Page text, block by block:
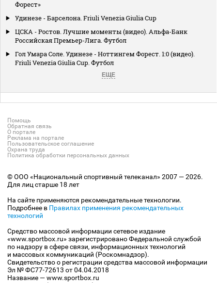
Форест»
Удинезе - Барселона. Friuli Venezia Giulia Cup
ЦСКА - Ростов. Лучшие моменты (видео). Альфа-Банк
Российская Премьер-Лига. Футбол
Гол Умара Соле. Удинезе - Ноттингем Форест. 1:0 (видео).
Friuli Venezia Giulia Cup. Футбол
ЕЩЕ
Помощь
Обратная связь
О портале
Реклама на портале
Пользовательское соглашение
Охрана труда
Политика обработки персональных данных
© ООО «Национальный спортивный телеканал» 2007 — 2026.
Для лиц старше 18 лет
На сайте применяются рекомендательные технологии.
Подробнее в Правилах применения рекомендательных
технологий
Средство массовой информации сетевое издание
«www.sportbox.ru» зарегистрировано Федеральной службой
по надзору в сфере связи, информационных технологий
и массовых коммуникаций (Роскомнадзор).
Свидетельство о регистрации средства массовой информации
Эл № ФС77-72613 от 04.04.2018
Название — www.sportbox.ru